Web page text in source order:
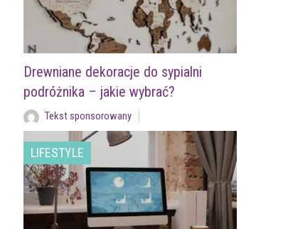
Drewniane dekoracje do sypialni
podróżnika – jakie wybrać?
Tekst sponsorowany
LIFESTYLE